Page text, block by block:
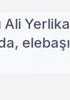
Ali